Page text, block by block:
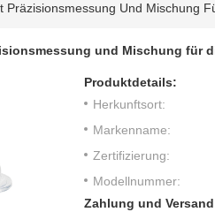
Präzisionsmessung Und Mischung
und Mischung für
Produktdetails:
Herkunftsort:
Markenname:
Zertifizierung:
Modellnummer:
Zahlung und Versand